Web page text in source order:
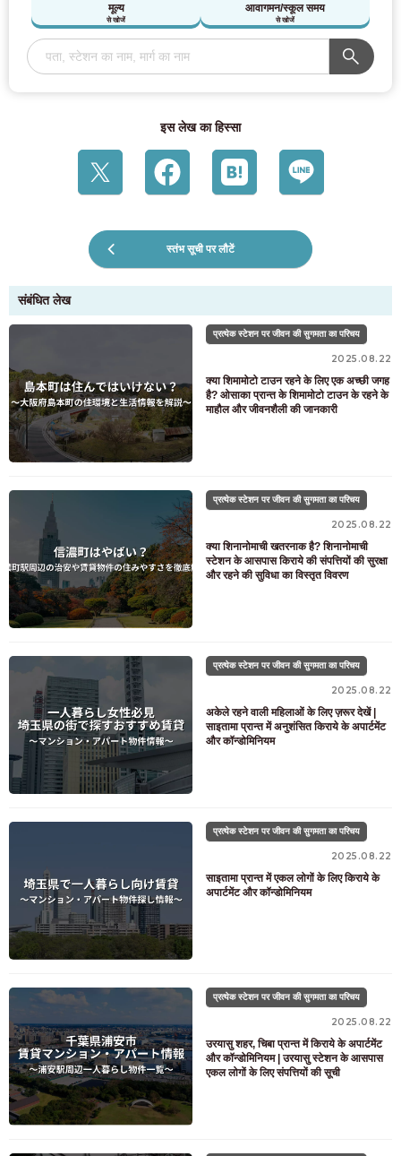
मूल्य
से खोजें
आवागमन/स्कूल समय
से खोजें
इस लेख का हिस्सा
स्तंभ सूची पर लौटें
संबंधित लेख
प्रत्येक स्टेशन पर जीवन की सुगमता का परिचय
2025.08.22
क्या शिमामोटो टाउन रहने के लिए एक अच्छी जगह
है? ओसाका प्रान्त के शिमामोटो टाउन के रहने के
माहौल और जीवनशैली की जानकारी
प्रत्येक स्टेशन पर जीवन की सुगमता का परिचय
2025.08.22
क्या शिनानोमाची खतरनाक है? शिनानोमाची
स्टेशन के आसपास किराये की संपत्तियों की सुरक्षा
और रहने की सुविधा का विस्तृत विवरण
प्रत्येक स्टेशन पर जीवन की सुगमता का परिचय
2025.08.22
अकेले रहने वाली महिलाओं के लिए ज़रूर देखें |
साइतामा प्रान्त में अनुशंसित किराये के अपार्टमेंट
और कॉन्डोमिनियम
प्रत्येक स्टेशन पर जीवन की सुगमता का परिचय
2025.08.22
साइतामा प्रान्त में एकल लोगों के लिए किराये के
अपार्टमेंट और कॉन्डोमिनियम
प्रत्येक स्टेशन पर जीवन की सुगमता का परिचय
2025.08.22
उरयासु शहर, चिबा प्रान्त में किराये के अपार्टमेंट
और कॉन्डोमिनियम | उरयासु स्टेशन के आसपास
एकल लोगों के लिए संपत्तियों की सूची